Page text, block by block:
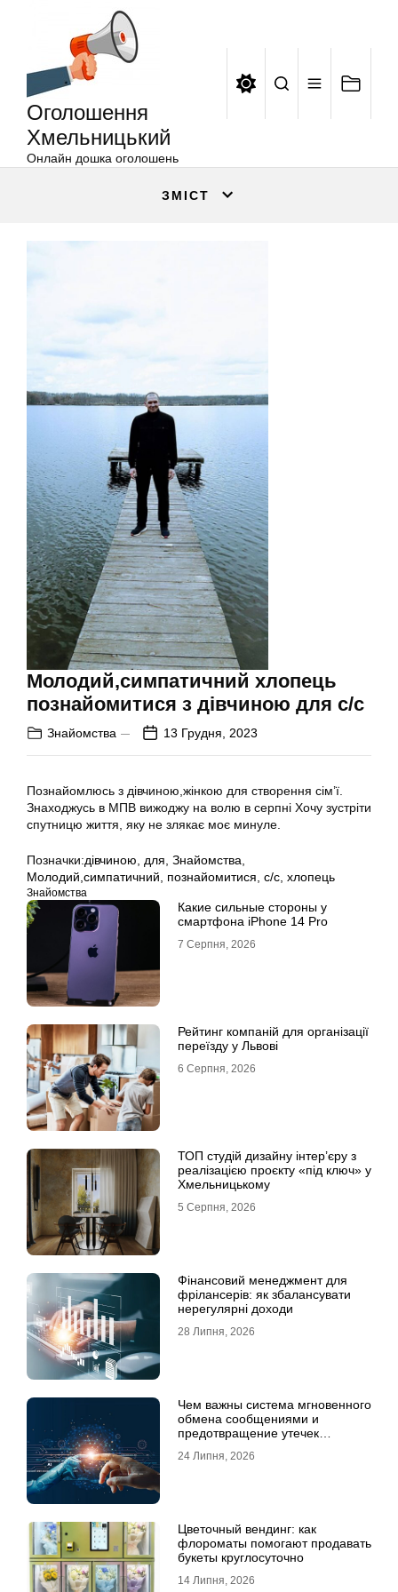
Оголошення
Хмельницький
Онлайн дошка оголошень
ЗМІСТ
Молодий,симпатичний хлопець
познайомитися з дівчиною для с/с
Знайомства 13 Грудня, 2023
Познайомлюсь з дівчиною,жінкою для створення сім’ї.
Знаходжусь в МПВ вижоджу на волю в серпні Хочу зустріти
спутницю життя, яку не злякає моє минуле.
Позначки:дівчиною для Знайомства
Молодий,симпатичний
познайомитися с/с хлопець
Знайомства
Какие сильные стороны у
смартфона iPhone 14 Pro
7 Серпня, 2026
Рейтинг компаній для організації
переїзду у Львові
6 Серпня, 2026
ТОП студій дизайну інтер’єру з
реалізацією проєкту «під ключ» у
Хмельницькому
5 Серпня, 2026
Фінансовий менеджмент для
фрілансерів: як збалансувати
нерегулярні доходи
28 Липня, 2026
Чем важны система мгновенного
обмена сообщениями и
предотвращение утечек
24 Липня, 2026
Цветочный вендинг: как
флороматы помогают продавать
букеты круглосуточно
14 Липня, 2026